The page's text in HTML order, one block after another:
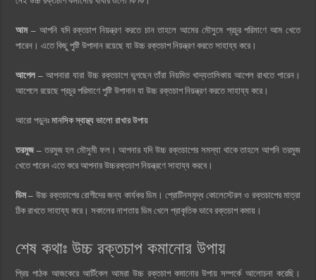
আম – আপনি যদি রক্তচাপ নিয়ন্ত্রণ করতে চান তাহলে আমের মৌসুমে প্রচুর পরিমাণে আম খেতে
পারেন। এতে কিছু পুষ্টি উপাদান রয়েছে যা উচ্চ রক্তচাপ নিয়ন্ত্রণ করতে সাহায্য করে।
আপেল – আপনারা যারা উচ্চ রক্তচাপে ভুগছেন তাঁরা নিয়মিত খাদ্যতালিকায় আপেল রাখতে পারেন।
আপেলে রয়েছে প্রচুর পরিমাণে পুষ্টি উপাদান যা উচ্চ রক্তচাপ নিয়ন্ত্রণ করতে সাহায্য করে।
আরো পড়ুনঃমানসিক স্বাস্থ্য ভালো রাখার উপায়
তরমুজ –তরমুজ হল মৌসুমী ফল। আপনার যদি উচ্চ রক্তচাপের সমস্যা থাকে তাহলে আপনি তরমুজ
খেতে পারেন এতে করে আপনার উচ্চরক্তচাপ নিয়ন্ত্রণে সাহায্য করবে।
ডিম – উচ্চ রক্তচাপের রোগীদের জন্য কার্যকর ডিম। প্রোটিনসমৃদ্ধ কোলেস্টেরল ও রক্তচাপের মাত্রা
ঠিক রাখতে সাহায্য করে। সকালের নাশতায় ডিম খেলে প্রাকৃতিক ভাবে রক্তচাপ কমায়।
শেষ কথাঃ উচ্চ রক্তচাপ কমানোর উপায়
প্রিয় পাঠক আজকেরে আর্টিকেল আমরা উচ্চ রক্তচাপ কমানোর উপায় সম্পর্কে আলোচনা করেছি।